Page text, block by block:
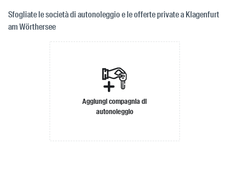
Sfogliate le società di autonoleggio e le offerte private a Klagenfurt
am Wörthersee
Aggiungi compagnia di
autonoleggio